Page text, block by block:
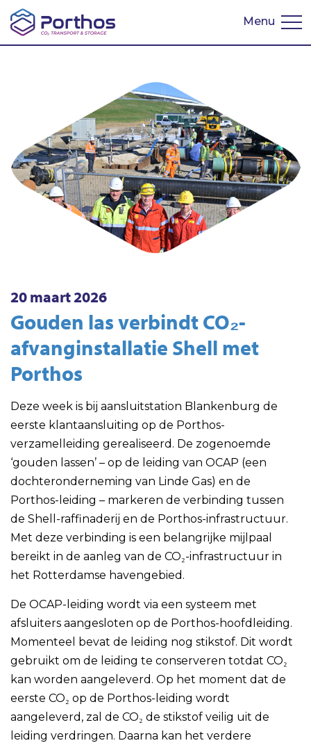
Menu
English
20 maart 2026
Gouden las verbindt CO₂-
afvanginstallatie Shell met
Porthos
Deze week is bij aansluitstation Blankenburg de
eerste klantaansluiting op de Porthos-
verzamelleiding gerealiseerd. De zogenoemde
‘gouden lassen’ – op de leiding van OCAP (een
dochteronderneming van Linde Gas) en de
Porthos-leiding – markeren de verbinding tussen
de Shell-raffinaderij en de Porthos-infrastructuur.
Met deze verbinding is een belangrijke mijlpaal
bereikt in de aanleg van de CO₂-infrastructuur in
het Rotterdamse havengebied.
De OCAP-leiding wordt via een systeem met
afsluiters aangesloten op de Porthos-hoofdleiding.
Momenteel bevat de leiding nog stikstof. Dit wordt
gebruikt om de leiding te conserveren totdat CO₂
kan worden aangeleverd. Op het moment dat de
eerste CO₂ op de Porthos-leiding wordt
aangeleverd, zal de CO₂ de stikstof veilig uit de
leiding verdringen. Daarna kan het verdere